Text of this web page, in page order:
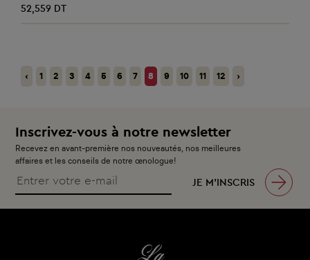
52,559 DT
‹ 1 2 3 4 5 6 7 8 9 10 11 12 ›
Inscrivez-vous à notre newsletter
Recevez en avant-première nos nouveautés, nos meilleures
affaires et les conseils de notre œnologue!
JE M’INSCRIS